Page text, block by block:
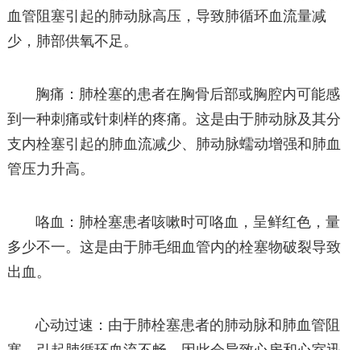
血管阻塞引起的肺动脉高压，导致肺循环血流量减
少，肺部供氧不足。
胸痛：肺栓塞的患者在胸骨后部或胸腔内可能感
到一种刺痛或针刺样的疼痛。这是由于肺动脉及其分
支内栓塞引起的肺血流减少、肺动脉蠕动增强和肺血
管压力升高。
咯血：肺栓塞患者咳嗽时可咯血，呈鲜红色，量
多少不一。这是由于肺毛细血管内的栓塞物破裂导致
出血。
心动过速：由于肺栓塞患者的肺动脉和肺血管阻